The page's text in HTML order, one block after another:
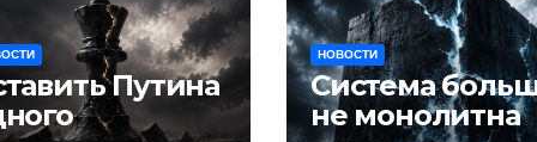
Путина
НОВОСТИ
Система
не монолитна